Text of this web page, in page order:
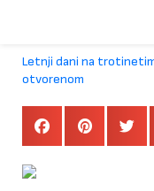
Letnji dani na
otvorenom